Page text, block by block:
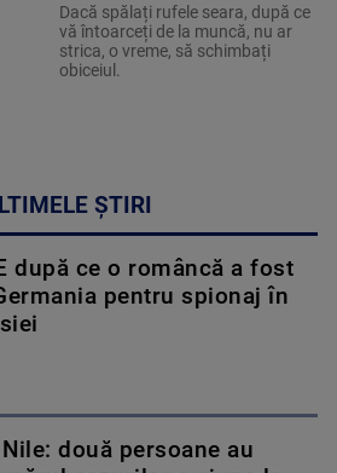
Dacă spălați rufele seara, după ce
vă întoarceți de la muncă, nu ar
strica, o vreme, să schimbați
obiceiul.
ȘTIRI
după ce o româncă a fost
pentru spionaj în
două persoane au